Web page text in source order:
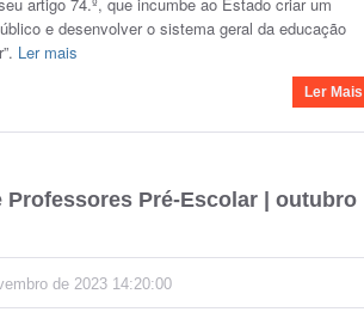
e desenvolver o sistema geral da educação
Ler mais
Ler Mais
Professores Pré-Escolar | outubro
de 2023 14:20:00